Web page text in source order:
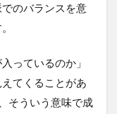
のバランスを意
っているのか」
てくることがあ
そういう意味で成